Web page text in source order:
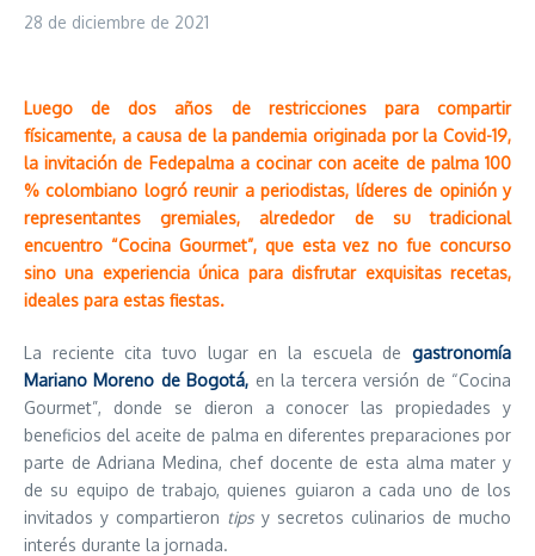
28 de diciembre de 2021
Luego de dos años de restricciones para compartir
físicamente, a causa de la pandemia originada por la Covid-19,
la invitación de Fedepalma a cocinar con aceite de palma 100
% colombiano logró reunir a periodistas, líderes de opinión y
representantes gremiales, alrededor de su tradicional
encuentro “Cocina Gourmet”, que esta vez no fue concurso
sino una experiencia única para disfrutar exquisitas recetas,
ideales para estas fiestas.
La reciente cita tuvo lugar en la escuela de gastronomía
Mariano Moreno de Bogotá, en la tercera versión de “Cocina
Gourmet”, donde se dieron a conocer las propiedades y
beneficios del aceite de palma en diferentes preparaciones por
parte de Adriana Medina, chef docente de esta alma mater y
de su equipo de trabajo, quienes guiaron a cada uno de los
invitados y compartieron tips y secretos culinarios de mucho
interés durante la jornada.